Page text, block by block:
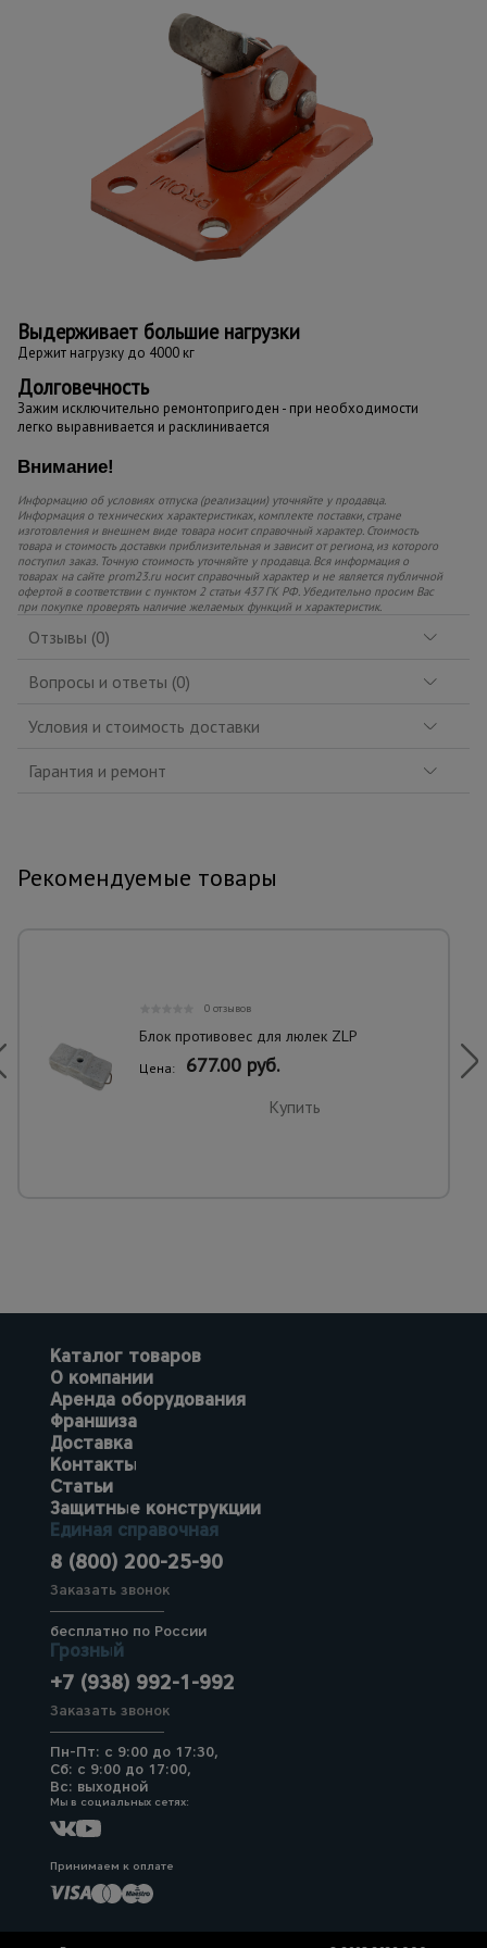
Выдерживает большие нагрузки
Держит нагрузку до 4000 кг
Долговечность
Зажим исключительно ремонтопригоден - при необходимости
легко выравнивается и расклинивается
Внимание!
Информацию об условиях отпуска (реализации) уточняйте у продавца.
Информация о технических характеристиках, комплекте поставки, стране
изготовления и внешнем виде товара носит справочный характер. Стоимость
товара и стоимость доставки приблизительная и зависит от региона, из которого
поступил заказ. Точную стоимость уточняйте у продавца. Вся информация о
товарах на сайте prom23.ru носит справочный характер и не является публичной
офертой в соответствии с пунктом 2 статьи 437 ГК РФ. Убедительно просим Вас
при покупке проверять наличие желаемых функций и характеристик.
Отзывы (0)
Вопросы и ответы (0)
Условия и стоимость доставки
Гарантия и ремонт
Рекомендуемые товары
0 отзывов
Блок противовес для люлек ZLP
Цена: 677.00 руб.
Купить
Каталог товаров
О компании
Аренда оборудования
Франшиза
Доставка
Контакты
Статьи
Защитные конструкции
Единая справочная
8 (800) 200-25-90
Заказать звонок
бесплатно по России
Грозный
+7 (938) 992-1-992
Заказать звонок
Пн-Пт: с 9:00 до 17:30,
Сб: с 9:00 до 17:00,
Вс: выходной
Мы в социальных сетях:
Принимаем к оплате